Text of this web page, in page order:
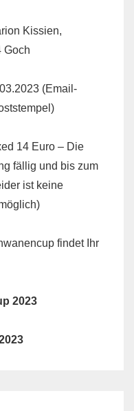
Kissien,
Goch
(Email-
14 Euro – Die
fällig und bis zum
ist keine
findet Ihr
2023